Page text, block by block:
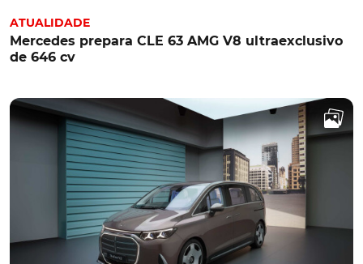
ATUALIDADE
Mercedes prepara CLE 63 AMG V8 ultraexclusivo
de 646 cv